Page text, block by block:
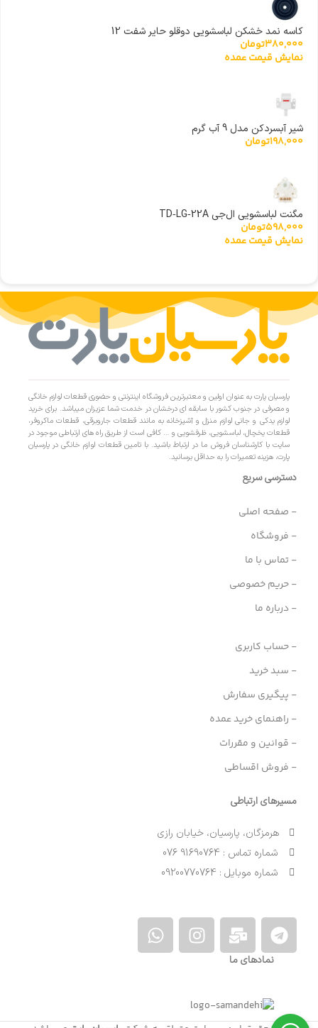
کاسه نمد خشکن لباسشویی دوقلو حایر شفت 12
380,000تومان
نمایش قیمت عمده
شیر آبسردکن مدل 9 آب گرم
198,000تومان
مگنت لباسشویی ال‌جی TD‑LG‑22A
598,000تومان
نمایش قیمت عمده
پارسیان پارت به عنوان اولین و معتبرترین فروشگاه اینترنتی و حضوری قطعات لوازم خانگی
و مصرفی در جنوب کشور با سابقه ای درخشان در خدمت شما عزیزان میباشد. برای خرید
لوازم یدکی و جانی لوازم منزل و آشپزخانه به مانند قطعات جاروبرقی، قطعات ماکروفر،
قطعات یخچال، لباسشویی، ظرفشویی و … کافی است از طریق راه های ارتباطی موجود در
سایت با کارشناسان فروش ما در ارتباط باشید. با تامین قطعات لوازم خانگی در پارسیان
پارت، هزینه تعمیرات را به حداقل برسانید.
دسترسی سریع
- صفحه اصلی
- فروشگاه
- تماس با ما
- حریم خصوصی
- درباره ما
- حساب کاربری
- سبد خرید
- پیگیری سفارش
- راهنمای خرید عمده
- قوانین و مقررات
- فروش اقساطی
مسیرهای ارتباطی
هرمزگان، پارسیان، خیابان رازی
شماره تماس : 91690764 076
شماره موبایل : 09200770764
نمادهای ما